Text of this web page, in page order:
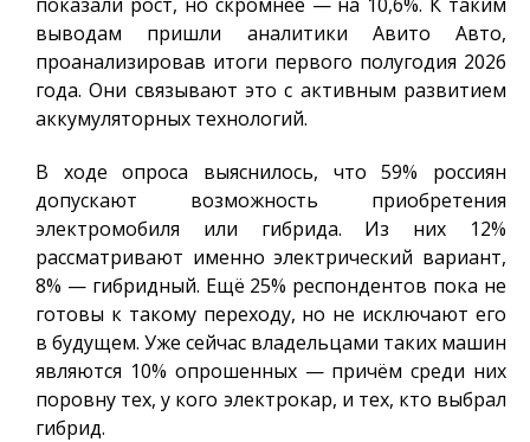
выводам пришли аналитики Авито Авто,
проанализировав итоги первого полугодия 2026
года. Они связывают это с активным развитием
аккумуляторных технологий.
В ходе опроса выяснилось, что 59% россиян
допускают возможность приобретения
электромобиля или гибрида. Из них 12%
рассматривают именно электрический вариант,
8% — гибридный. Ещё 25% респондентов пока не
готовы к такому переходу, но не исключают его
в будущем. Уже сейчас владельцами таких машин
являются 10% опрошенных — причём среди них
поровну тех, у кого электрокар, и тех, кто выбрал
гибрид.